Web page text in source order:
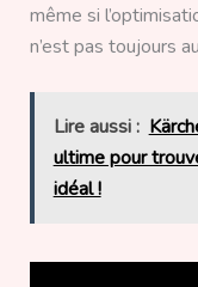
même si
n’est pas toujours
Lire aussi :
ultime pour
idéal !